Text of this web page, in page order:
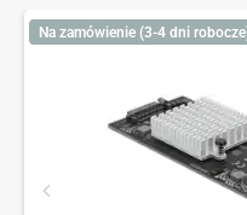
Na zamówienie (3-4 dni